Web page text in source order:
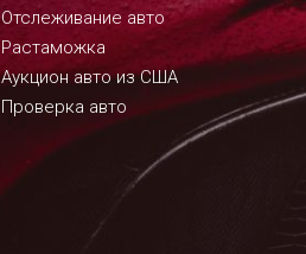
Отслеживание авто
Растаможка
Аукцион авто из США
Проверка авто